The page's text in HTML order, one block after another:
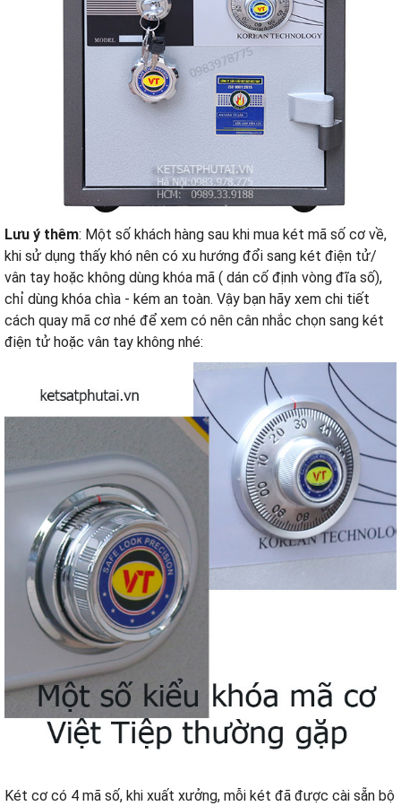
Lưu ý thêm: Một số khách hàng sau khi mua két mã số cơ về,
khi sử dụng thấy khó nên có xu hướng đổi sang két điện tử/
vân tay hoặc không dùng khóa mã ( dán cố định vòng đĩa số),
chỉ dùng khóa chìa - kém an toàn. Vậy bạn hãy xem chi tiết
cách quay mã cơ nhé để xem có nên cân nhắc chọn sang két
điện tử hoặc vân tay không nhé:
Két cơ có 4 mã số, khi xuất xưởng, mỗi két đã được cài sẵn bộ